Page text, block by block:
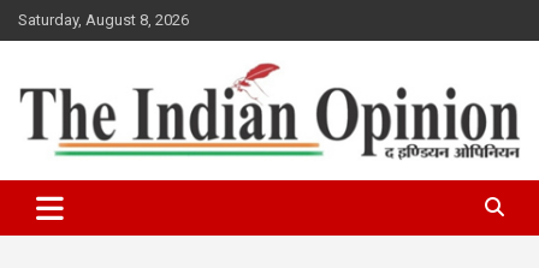
Skip
to
Saturday, August 8, 2026
Indian Opinion News